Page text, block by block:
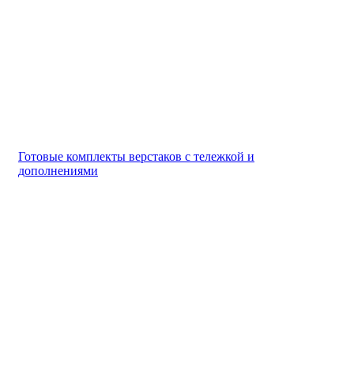
Готовые комплекты верстаков с тележкой и
дополнениями